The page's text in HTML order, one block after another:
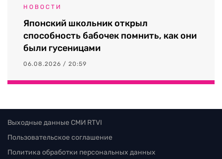
НОВОСТИ
Японский школьник открыл
способность бабочек помнить, как они
были гусеницами
06.08.2026 / 20:59
Выходные данные СМИ RTVI
Пользовательское соглашение
Политика обработки персональных данных